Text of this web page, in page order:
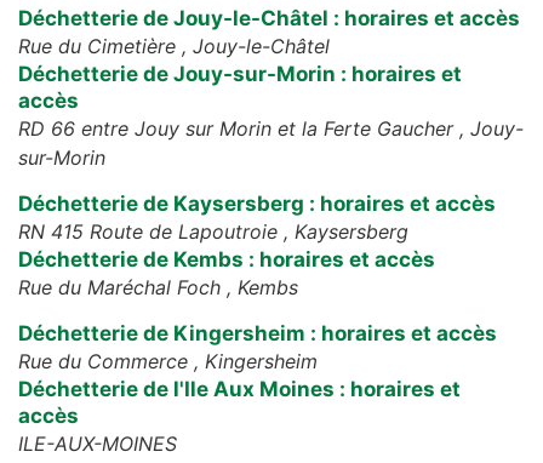
Déchetterie de Jouy-le-Châtel : horaires et accès
Rue du Cimetière , Jouy-le-Châtel
Déchetterie de Jouy-sur-Morin : horaires et
accès
RD 66 entre Jouy sur Morin et la Ferte Gaucher , Jouy-
sur-Morin
Déchetterie de Kaysersberg : horaires et accès
RN 415 Route de Lapoutroie , Kaysersberg
Déchetterie de Kembs : horaires et accès
Rue du Maréchal Foch , Kembs
Déchetterie de Kingersheim : horaires et accès
Rue du Commerce , Kingersheim
Déchetterie de l'Ile Aux Moines : horaires et
accès
ILE-AUX-MOINES